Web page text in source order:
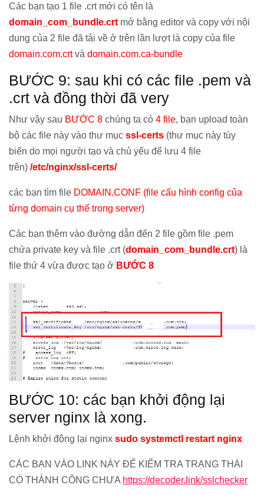
Các bạn tạo 1 file .crt mới có tên là
domain_com_bundle.crt mở bằng editor và copy với nội
dung của 2 file đã tải về ở trên lần lượt là copy của file
domain.com.crtvà domain.com.ca-bundle
BƯỚC 9: sau khi có các file .pem và
.crt và đồng thời đã very
Như vậy sau BƯỚC 8 chúng ta có 4 file, bạn upload toàn
bộ các file này vào thư mục ssl-certs (thư mục này tùy
biến do mọi người tạo và chủ yếu để lưu 4 file
trên) /etc/nginx/ssl-certs/
các bạn tìm file DOMAIN.CONF (file cấu hình config của
từng domain cụ thể trong server)
Các bạn thêm vào đường dẫn đến 2 file gồm file .pem
chứa private key và file .crt (domain_com_bundle.crt) là
file thứ 4 vừa được tạo ở BƯỚC 8
BƯỚC 10: các bạn khởi động lại
server nginx là xong.
Lệnh khởi động lại nginx sudo systemctl restart nginx
CÁC BẠN VÀO LINK NÀY ĐỂ KIỂM TRA TRẠNG THÁI
CÓ THÀNH CÔNG CHƯA https://decoder.link/sslchecker